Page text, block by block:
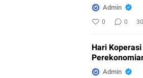
Admin
0 0
Hari
Admin